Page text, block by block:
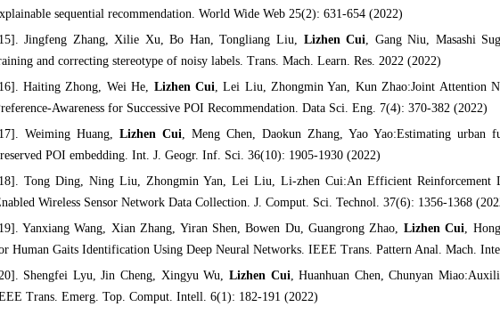
sequential recommendation. World Wide Web 25(2): 631-654 (2022)
Jingfeng Zhang, Xilie Xu, Bo Han, Tongliang Liu, Lizhen Cui, Gang Niu, Masashi
and correcting stereotype of noisy labels. Trans. Mach. Learn. Res. 2022 (2022)
Haiting Zhong, Wei He, Lizhen Cui, Lei Liu, Zhongmin Yan, Kun Zhao:Joint Attention
Awareness for Successive POI Recommendation. Data Sci. Eng. 7(4): 370-382 (2022)
Weiming Huang, Lizhen Cui, Meng Chen, Daokun Zhang, Yao Yao:Estimating urban
POI embedding. Int. J. Geogr. Inf. Sci. 36(10): 1905-1930 (2022)
Tong Ding, Ning Liu, Zhongmin Yan, Lei Liu, Li-zhen Cui:An Efficient Reinforcement
Wireless Sensor Network Data Collection. J. Comput. Sci. Technol. 37(6): 1356-1368
Yanxiang Wang, Xian Zhang, Yiran Shen, Bowen Du, Guangrong Zhao, Lizhen Cui,
Human Gaits Identification Using Deep Neural Networks. IEEE Trans. Pattern Anal. Mach.
Shengfei Lyu, Jin Cheng, Xingyu Wu, Lizhen Cui, Huanhuan Chen, Chunyan
Trans. Emerg. Top. Comput. Intell. 6(1): 182-191 (2022)